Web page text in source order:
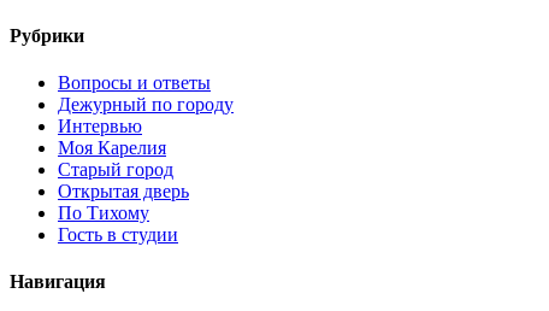
Рубрики
Вопросы и ответы
Дежурный по городу
Интервью
Моя Карелия
Старый город
Открытая дверь
По Тихому
Гость в студии
Навигация